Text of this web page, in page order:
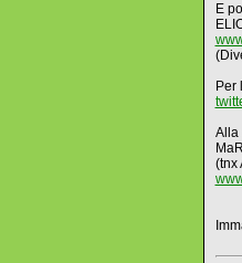
E
Per
Alla
(tnx